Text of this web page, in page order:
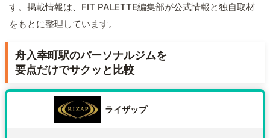
す。掲載情報は、FIT PALETTE編集部が公式情報と独自取材
をもとに整理しています。
舟入幸町駅のパーソナルジムを
要点だけでサクッと比較
ライザップ